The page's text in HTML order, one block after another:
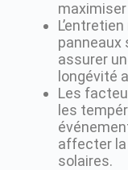
panneaux
assurer
longévité
Les
les
affecter la
solaires.